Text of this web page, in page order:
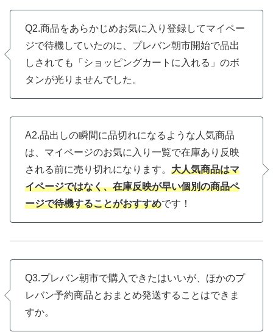
Q2.商品をあらかじめお気に入り登録してマイペー
ジで待機していたのに、プレバン朝市開始で品出
しされても「ショッピングカートに入れる」のボ
タンが光りませんでした。
A2.品出しの瞬間に品切れになるような人気商品
は、マイページのお気に入り一覧で在庫あり反映
される前に売り切れになります。 大人気商品はマ
イページではなく、在庫反映が早い個別の商品ペ
ージで待機することがおすすめです！
Q3.プレバン朝市で購入できたはいいが、ほかのプ
レバン予約商品とおまとめ発送することはできま
すか。